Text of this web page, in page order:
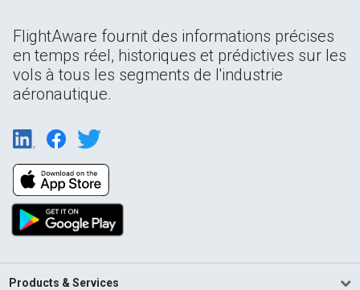
FlightAware fournit des informations précises
en temps réel, historiques et prédictives sur les
vols à tous les segments de l'industrie
aéronautique.
Products & Services